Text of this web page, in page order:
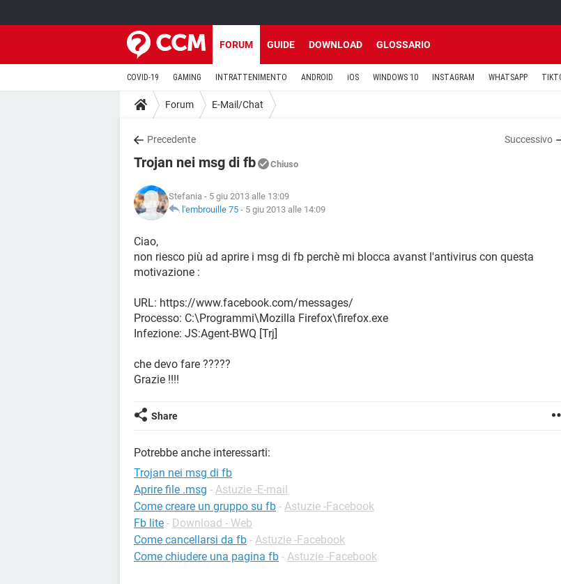
FORUM GUIDE DOWNLOAD GLOSSARIO
COVID-19 GAMING INTRATTENIMENTO ANDROID iOS WINDOWS 10 INSTAGRAM WHATSAPP
Forum E-Mail/Chat
Precedente Successivo
Trojan nei msg di fb Chiuso
Stefania - 5 giu 2013 alle 13:09
l'embrouille 75 - 5 giu 2013 alle 14:09
Ciao,
non riesco più ad aprire i msg di fb perchè mi blocca avanst l'antivirus con questa
motivazione :
URL: https://www.facebook.com/messages/
Processo: C:\Programmi\Mozilla Firefox\firefox.exe
Infezione: JS:Agent-BWQ [Trj]
che devo fare ?????
Grazie !!!!
Share
Potrebbe anche interessarti:
Trojan nei msg di fb
Aprire file .msg - Astuzie -E-mail
Come creare un gruppo su fb - Astuzie -Facebook
Fb lite - Download - Web
Come cancellarsi da fb - Astuzie -Facebook
Come chiudere una pagina fb - Astuzie -Facebook